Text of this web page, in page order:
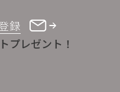
録
プレゼント！